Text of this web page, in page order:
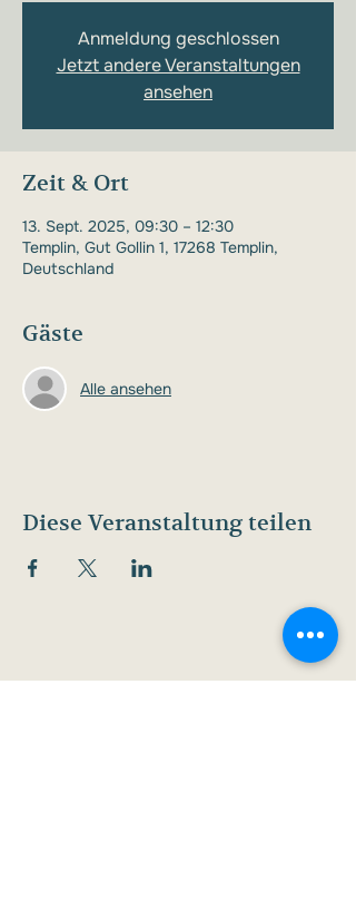
Anmeldung geschlossen
Jetzt andere Veranstaltungen
ansehen
Zeit & Ort
13. Sept. 2025, 09:30 – 12:30
Templin, Gut Gollin 1, 17268 Templin,
Deutschland
Gäste
Alle ansehen
Diese Veranstaltung teilen